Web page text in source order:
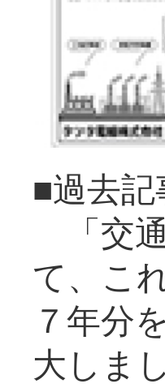
■過去
「交
て、こ
７年分
大